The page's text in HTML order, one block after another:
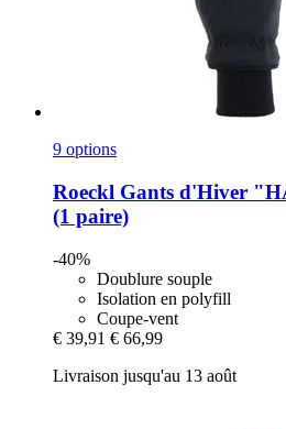
9 options
Roeckl Gants d'Hiver
(1 paire)
-40%
Doublure souple
Isolation en polyfill
Coupe-vent
€ 39,91 € 66,99
Livraison jusqu'au 13 août